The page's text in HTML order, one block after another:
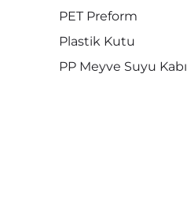
PET Preform
Plastik Kutu
PP Meyve Suyu Kabı